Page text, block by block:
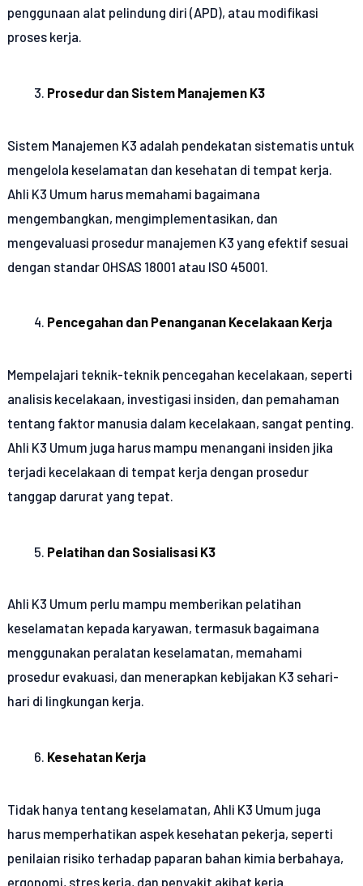
penggunaan alat pelindung diri (APD), atau modifikasi
proses kerja.
Prosedur dan Sistem Manajemen K3
Sistem Manajemen K3 adalah pendekatan sistematis untuk
mengelola keselamatan dan kesehatan di tempat kerja.
Ahli K3 Umum harus memahami bagaimana
mengembangkan, mengimplementasikan, dan
mengevaluasi prosedur manajemen K3 yang efektif sesuai
dengan standar OHSAS 18001 atau ISO 45001.
Pencegahan dan Penanganan Kecelakaan Kerja
Mempelajari teknik-teknik pencegahan kecelakaan, seperti
analisis kecelakaan, investigasi insiden, dan pemahaman
tentang faktor manusia dalam kecelakaan, sangat penting.
Ahli K3 Umum juga harus mampu menangani insiden jika
terjadi kecelakaan di tempat kerja dengan prosedur
tanggap darurat yang tepat.
Pelatihan dan Sosialisasi K3
Ahli K3 Umum perlu mampu memberikan pelatihan
keselamatan kepada karyawan, termasuk bagaimana
menggunakan peralatan keselamatan, memahami
prosedur evakuasi, dan menerapkan kebijakan K3 sehari-
hari di lingkungan kerja.
Kesehatan Kerja
Tidak hanya tentang keselamatan, Ahli K3 Umum juga
harus memperhatikan aspek kesehatan pekerja, seperti
penilaian risiko terhadap paparan bahan kimia berbahaya,
ergonomi, stres kerja, dan penyakit akibat kerja.